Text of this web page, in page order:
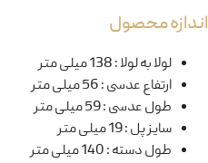
اندازه محصول
لولا به لولا:138 میلی متر
ارتفاع عدسی:56 میلی متر
طول عدسی:59 میلی متر
سایز پل:19 میلی متر
طول دسته:140 میلی متر